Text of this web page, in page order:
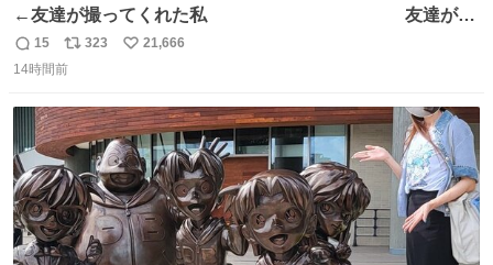
←友達が撮ってくれた私 友達が描
いてくれた私→
返
信
15
リ
ポ
ト
数
323
い
数
21,666
14時間前